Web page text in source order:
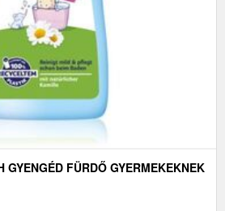
GYENGÉD FÜRDŐ GYERMEKEKNEK